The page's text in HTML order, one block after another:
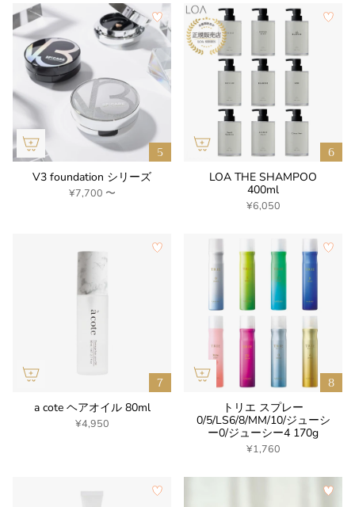
V3 foundation シリーズ
¥7,700 〜
LOA THE SHAMPOO
400ml
¥6,050
a cote ヘアオイル 80ml
¥4,950
トリエ スプレー
0/5/LS6/8/MM/10/ジューシ
ー0/ジューシー4 170g
¥1,760